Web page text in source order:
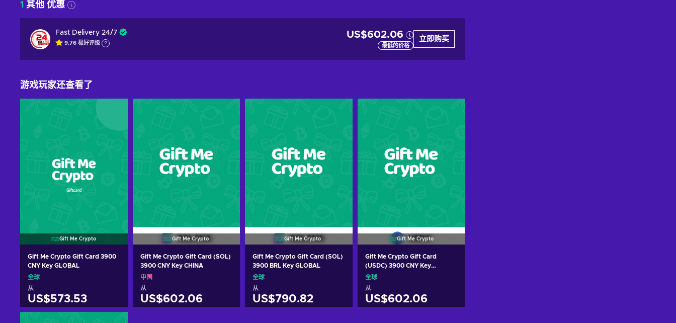
1 其他 优惠
Fast Delivery 24/7
9.76 极好评级
US$602.06
最低的价格
立即购买
游戏玩家还查看了
Gift Me Crypto
Gift Me Crypto Gift Card 3900
CNY Key GLOBAL
全球
从
US$573.53
Gift Me Crypto
Gift Me Crypto Gift Card (SOL)
3900 CNY Key CHINA
中国
从
US$602.06
Gift Me Crypto
Gift Me Crypto Gift Card (SOL)
3900 BRL Key GLOBAL
全球
从
US$790.82
Gift Me Crypto
Gift Me Crypto Gift Card
(USDC) 3900 CNY Key
GLOBAL
全球
从
US$602.06